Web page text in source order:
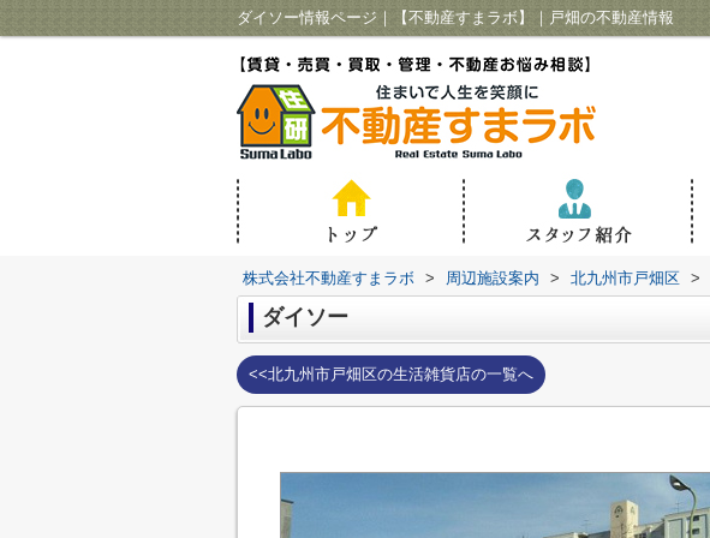
ダイソー情報ページ｜【不動産すまラボ】｜戸畑の不動産情報
株式会社不動産すまラボ > 周辺施設案内 > 北九州市戸畑区 >
ダイソー
<<北九州市戸畑区の生活雑貨店の一覧へ